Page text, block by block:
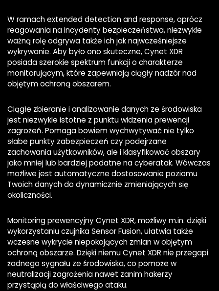
W ramach extended detection and response, oprócz
reagowania na incydenty bezpieczeństwa, niezwykle
ważną rolę odgrywa także ich jak najwcześniejsze
wykrywanie. Aby było ono skuteczne, Cynet XDR
posiada szerokie spektrum funkcji o charakterze
monitorującym, które zapewniają ciągły nadzór nad
objętym ochroną obszarem.
Ciągłe zbieranie i analizowanie danych ze środowiska
jest niezwykle istotne z punktu widzenia prewencji
zagrożeń. Pomaga bowiem wychwytywać nie tylko
słabe punkty zabezpieczeń czy podejrzane
zachowania użytkowników, ale i klasyfikować obszary
jako mniej lub bardziej podatne na cyberatak. Wówczas
możliwe jest automatyczne dostosowanie poziomu
Twoich danych do dynamicznie zmieniających się
okoliczności.
Monitoring prewencyjny Cynet XDR, możliwy m.in. dzięki
wykorzystaniu czujnika Sensor Fusion, ułatwia także
wczesne wykrycie niepokojących zmian w objętym
ochroną obszarze. Dzięki niemu Cynet XDR nie przegapi
żadnego sygnału ze środowiska, co pomoże w
neutralizacji zagrożenia nawet zanim hakerzy
przystąpią do właściwego ataku.